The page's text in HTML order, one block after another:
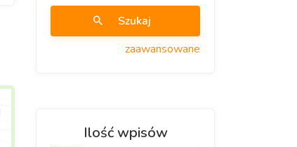
Szukaj
zaawansowane
Ilość wpisów